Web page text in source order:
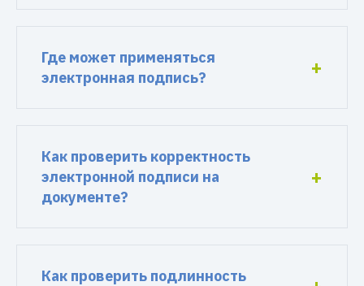
Где может применяться
электронная подпись?
Как проверить корректность
электронной подписи на
документе?
Как проверить подлинность